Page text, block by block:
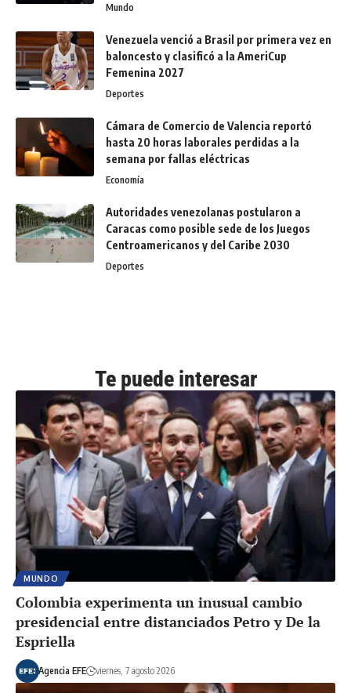
Mundo
Venezuela venció a Brasil por primera vez en
baloncesto y clasificó a la AmeriCup
Femenina 2027
Deportes
Cámara de Comercio de Valencia reportó
hasta 20 horas laborales perdidas a la
semana por fallas eléctricas
Economía
Autoridades venezolanas postularon a
Caracas como posible sede de los Juegos
Centroamericanos y del Caribe 2030
Deportes
Te puede interesar
MUNDO
Colombia experimenta un inusual cambio
presidencial entre distanciados Petro y De la
Espriella
Agencia EFE viernes, 7 agosto 2026